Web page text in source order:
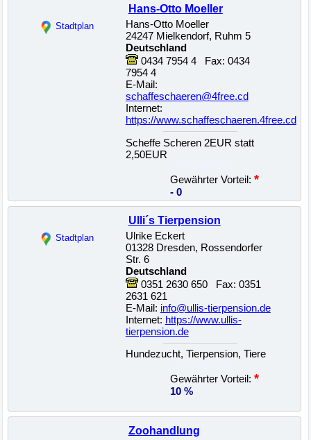
Stadtplan
Hans-Otto Moeller
Hans-Otto Moeller
24247 Mielkendorf, Ruhm 5
Deutschland
0434 7954 4 Fax: 0434
7954 4
E-Mail:
schaffeschaeren@4free.cd
Internet:
https://www.schaffeschaeren.4free.cd
Scheffe Scheren 2EUR statt
2,50EUR
Gewährter Vorteil: *
- 0
Stadtplan
Ulli´s Tierpension
Ulrike Eckert
01328 Dresden, Rossendorfer
Str. 6
Deutschland
0351 2630 650 Fax: 0351
2631 621
E-Mail: info@ullis-tierpension.de
Internet: https://www.ullis-
tierpension.de
Hundezucht, Tierpension, Tiere
Gewährter Vorteil: *
10 %
Zoohandlung